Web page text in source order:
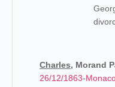
Charles, Morand
26/12/1863-